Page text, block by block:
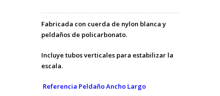
Fabricada con cuerda de nylon blanca y
peldaños de policarbonato.
Incluye tubos verticales para estabilizar la
escala.
Referencia Peldaño Ancho Largo